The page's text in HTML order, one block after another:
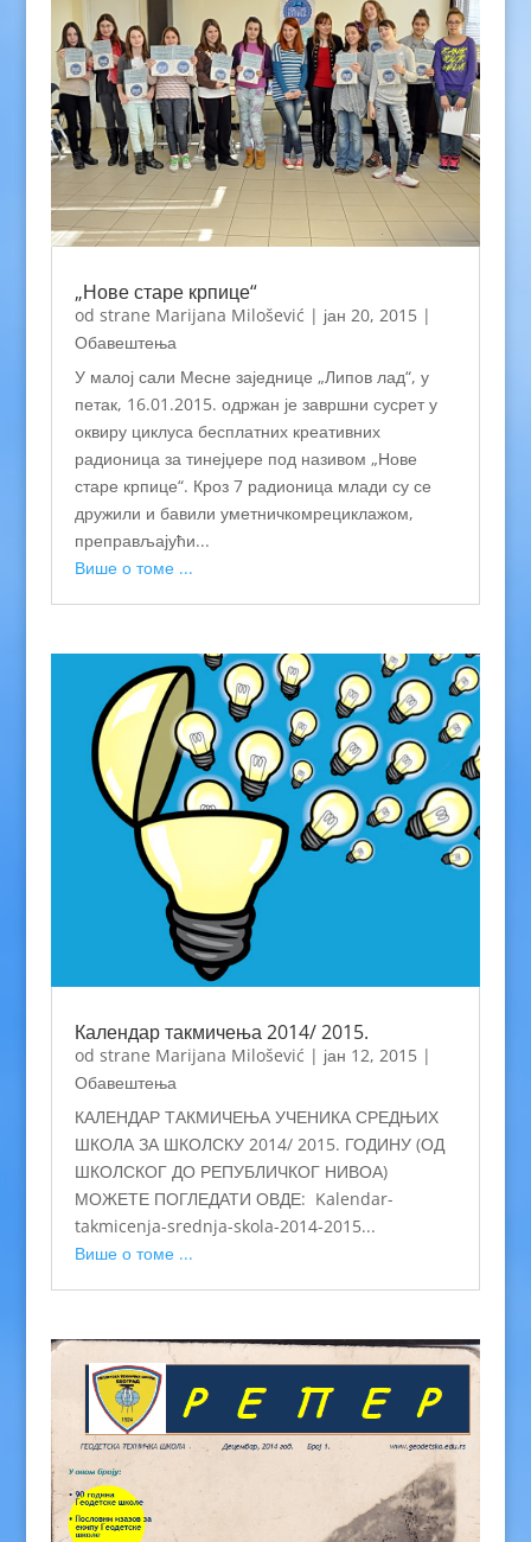
„Нове старе крпице“
od strane Marijana Milošević | јан 20, 2015|
Обавештења
У малој сали Месне заједнице „Липов лад“, у
петак, 16.01.2015. одржан је завршни сусрет у
оквиру циклуса бесплатних креативних
радионица за тинејџере под називом „Нове
старе крпице“. Кроз 7 радионица млади су се
дружили и бавили уметничкомрециклажом,
преправљајући...
Више о томе ...
Календар такмичења 2014/ 2015.
od strane Marijana Milošević | јан 12, 2015|
Обавештења
КАЛЕНДАР ТАКМИЧЕЊА УЧЕНИКА СРЕДЊИХ
ШКОЛА ЗА ШКОЛСКУ 2014/ 2015. ГОДИНУ (ОД
ШКОЛСКОГ ДО РЕПУБЛИЧКОГ НИВОА)
МОЖЕТЕ ПОГЛЕДАТИ ОВДЕ: Kalendar-
takmicenja-srednja-skola-2014-2015...
Више о томе ...